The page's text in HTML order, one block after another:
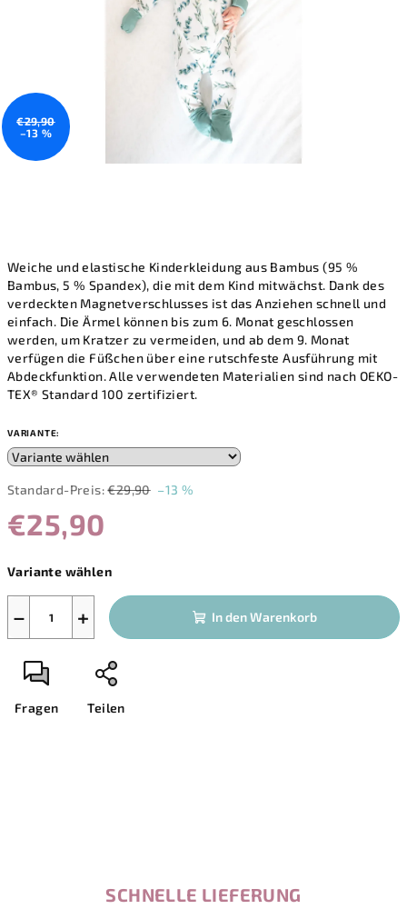
Weiche und elastische Kinderkleidung aus Bambus (95 %
Bambus, 5 % Spandex), die mit dem Kind mitwächst. Dank des
verdeckten Magnetverschlusses ist das Anziehen schnell und
einfach. Die Ärmel können bis zum 6. Monat geschlossen
werden, um Kratzer zu vermeiden, und ab dem 9. Monat
verfügen die Füßchen über eine rutschfeste Ausführung mit
Abdeckfunktion. Alle verwendeten Materialien sind nach OEKO-
TEX® Standard 100 zertifiziert.
VARIANTE:
Standard-Preis: €29,90 –13 %
€25,90
Variante wählen
+
− In den Warenkorb
Fragen Teilen
€29,90
–13 %
SCHNELLE LIEFERUNG